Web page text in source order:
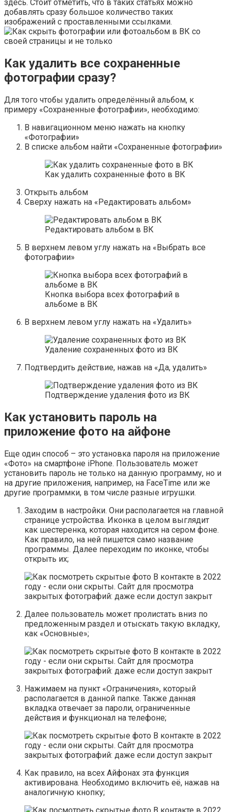
здесь. Стоит отметить, что в таких статьях можно
добавлять сразу большое количество таких
изображений с проставленными ссылками.
Как удалить все сохраненные
фотографии сразу?
Для того чтобы удалить определённый альбом, к
примеру «Сохраненные фотографии», необходимо:
В навигационном меню нажать на кнопку
«Фотографии»
В списке альбом найти «Сохраненные фотографии»
Как удалить сохраненные фото в ВК
Открыть альбом
Сверху нажать на «Редактировать альбом»
Редактировать альбом в ВК
В верхнем левом углу нажать на «Выбрать все
фотографии»
Кнопка выбора всех фотографий в
альбоме в ВК
В верхнем левом углу нажать на «Удалить»
Удаление сохраненных фото из ВК
Подтвердить действие, нажав на «Да, удалить»
Подтверждение удаления фото из ВК
Как установить пароль на
приложение фото на айфоне
Еще один способ – это установка пароля на приложение
«Фото» на смартфоне iPhone. Пользователь может
установить пароль не только на данную программу, но и
на другие приложения, например, на FaceTime или же
другие программки, в том числе разные игрушки.
Заходим в настройки. Они располагается на главной
странице устройства. Иконка в целом выглядит
как шестеренка, которая находится на сером фоне.
Как правило, на ней пишется само название
программы. Далее переходим по иконке, чтобы
открыть их;
Далее пользователь может пролистать вниз по
предложенным раздел и отыскать такую вкладку,
как «Основные»;
Нажимаем на пункт «Ограничения», который
располагается в данной папке. Также данная
вкладка отвечает за пароли, ограниченные
действия и функционал на телефоне;
Как правило, на всех Айфонах эта функция
активирована. Необходимо включить её, нажав на
аналогичную кнопку;